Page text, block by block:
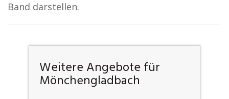
Band darstellen.
Weitere Angebote für
Mönchengladbach